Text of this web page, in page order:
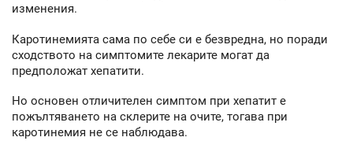
изменения.
Каротинемията сама по себе си е безвредна, но поради
сходството на симптомите лекарите могат да
предположат хепатити.
Но основен отличителен симптом при хепатит е
пожълтяването на склерите на очите, тогава при
каротинемия не се наблюдава.